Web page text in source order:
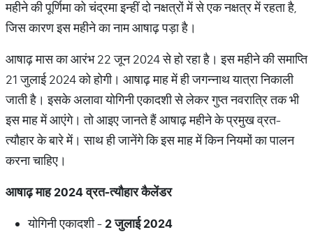
महीने की पूर्णिमा को चंद्रमा इन्हीं दो नक्षत्रों में से एक नक्षत्र में रहता है,
जिस कारण इस महीने का नाम आषाढ़ पड़ा है।
आषाढ़ मास का आरंभ 22 जून 2024 से हो रहा है। इस महीने की समाप्ति
21 जुलाई 2024 को होगी। आषाढ़ माह में ही जगन्नाथ यात्रा निकाली
जाती है। इसके अलावा योगिनी एकादशी से लेकर गुप्त नवरात्रि तक भी
इस माह में आएंगे। तो आइए जानते हैं आषाढ़ महीने के प्रमुख व्रत-
त्यौहार के बारे में। साथ ही जानेंगे कि इस माह में किन नियमों का पालन
करना चाहिए।
आषाढ़ माह 2024 व्रत-त्यौहार कैलेंडर
योगिनी एकादशी -2 जुलाई 2024